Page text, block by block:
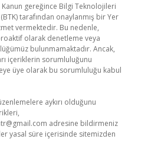
Kanun gereğince Bilgi Teknolojileri
tarafından onaylanmış bir Yer
vermektedir. Bu nedenle,
olarak denetleme veya
bulunmamaktadır. Ancak,
içeriklerin sorumluluğunu
üye olarak bu sorumluluğu kabul
aykırı olduğunu
adresine bildirmeniz
yasal süre içerisinde sitemizden